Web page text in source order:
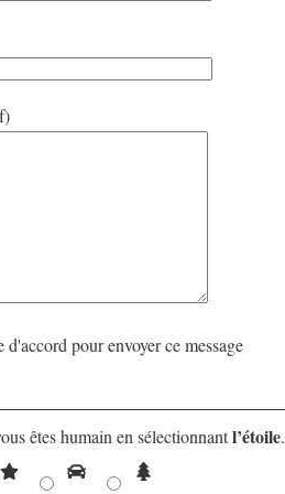
pour envoyer ce message
êtes humain en sélectionnantl’étoile.